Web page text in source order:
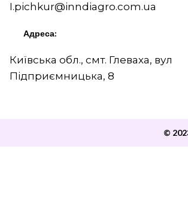
I.pichkur@inndiagro.com.ua
Адреса:
Київська обл., смт. Глеваха, вул
Підприємницька, 8
©